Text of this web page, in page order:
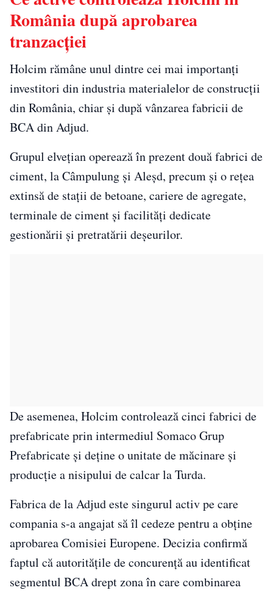
România după aprobarea
tranzacției
Holcim rămâne unul dintre cei mai importanți
investitori din industria materialelor de construcții
din România, chiar și după vânzarea fabricii de
BCA din Adjud.
Grupul elvețian operează în prezent două fabrici de
ciment, la Câmpulung și Aleșd, precum și o rețea
extinsă de stații de betoane, cariere de agregate,
terminale de ciment și facilități dedicate
gestionării și pretratării deșeurilor.
De asemenea, Holcim controlează cinci fabrici de
prefabricate prin intermediul Somaco Grup
Prefabricate și deține o unitate de măcinare și
producție a nisipului de calcar la Turda.
Fabrica de la Adjud este singurul activ pe care
compania s-a angajat să îl cedeze pentru a obține
aprobarea Comisiei Europene. Decizia confirmă
faptul că autoritățile de concurență au identificat
segmentul BCA drept zona în care combinarea